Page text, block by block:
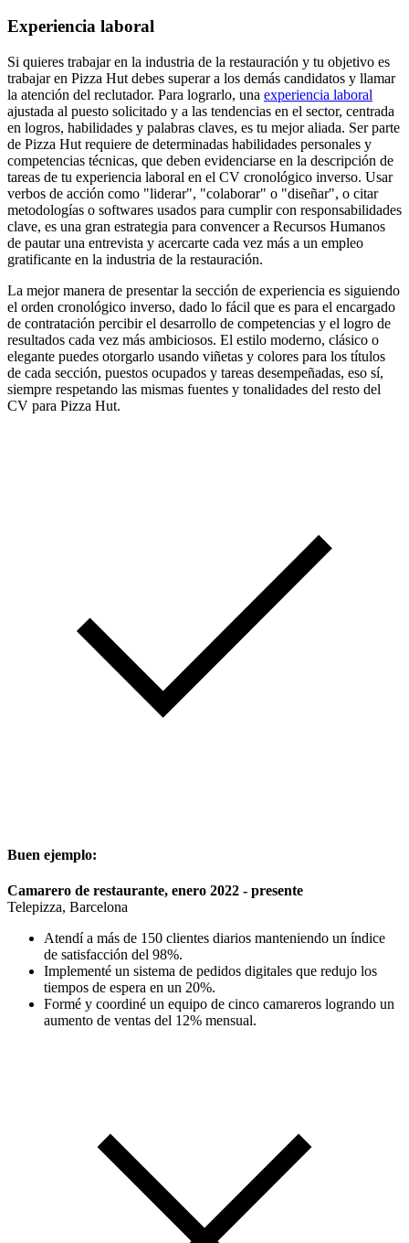
Experiencia laboral
Si quieres trabajar en la industria de la restauración y tu objetivo es
trabajar en Pizza Hut debes superar a los demás candidatos y llamar
la atención del reclutador. Para lograrlo, una experiencia laboral
ajustada al puesto solicitado y a las tendencias en el sector, centrada
en logros, habilidades y palabras claves, es tu mejor aliada. Ser parte
de Pizza Hut requiere de determinadas habilidades personales y
competencias técnicas, que deben evidenciarse en la descripción de
tareas de tu experiencia laboral en el CV cronológico inverso. Usar
verbos de acción como "liderar", "colaborar" o "diseñar", o citar
metodologías o softwares usados para cumplir con responsabilidades
clave, es una gran estrategia para convencer a Recursos Humanos
de pautar una entrevista y acercarte cada vez más a un empleo
gratificante en la industria de la restauración.
La mejor manera de presentar la sección de experiencia es siguiendo
el orden cronológico inverso, dado lo fácil que es para el encargado
de contratación percibir el desarrollo de competencias y el logro de
resultados cada vez más ambiciosos. El estilo moderno, clásico o
elegante puedes otorgarlo usando viñetas y colores para los títulos
de cada sección, puestos ocupados y tareas desempeñadas, eso sí,
siempre respetando las mismas fuentes y tonalidades del resto del
CV para Pizza Hut.
Buen ejemplo:
Camarero de restaurante, enero 2022 - presente
Telepizza, Barcelona
Atendí a más de 150 clientes diarios manteniendo un índice
de satisfacción del 98%.
Implementé un sistema de pedidos digitales que redujo los
tiempos de espera en un 20%.
Formé y coordiné un equipo de cinco camareros logrando un
aumento de ventas del 12% mensual.